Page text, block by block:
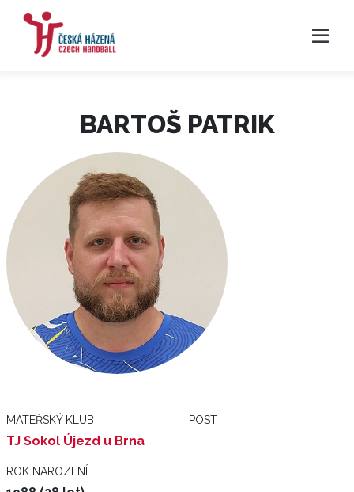
BARTOŠ PATRIK
MATEŘSKÝ KLUB
TJ Sokol Újezd u Brna
POST
ROK NAROZENÍ